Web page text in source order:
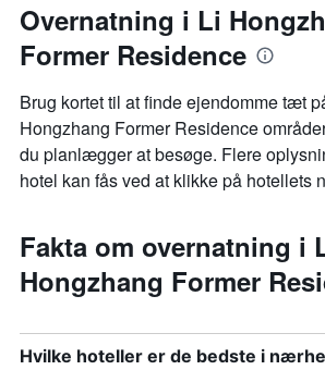
Overnatning i Li
Former Residence
Brug kortet til at finde ejendomme tæt
Hongzhang Former Residence
du planlægger at besøge. Flere
hotel kan fås ved at klikke på hotellets
Fakta om overnatning i
Hongzhang Former
Hvilke hoteller er de bedste i